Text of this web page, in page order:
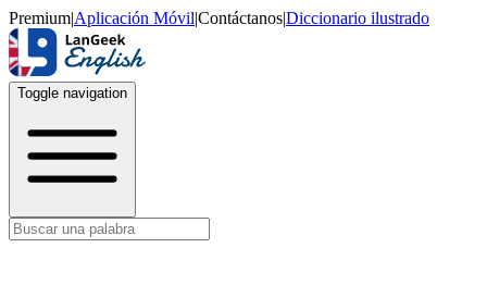
Premium|Aplicación Móvil|Contáctanos|Diccionario ilustrado
Toggle navigation